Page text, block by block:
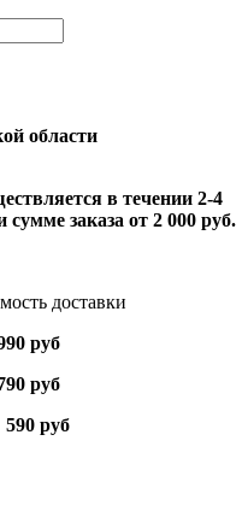
области
в течении 2-4
заказа от 2 000 руб.
доставки
руб
руб
590 руб